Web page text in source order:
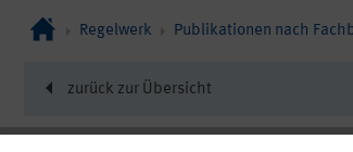
Regelwerk Publikationen nach
zurück zur Übersicht